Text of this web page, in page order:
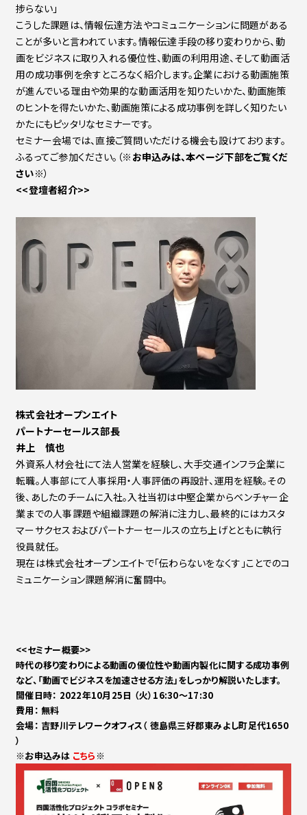
捗らない」
こうした課題は、情報伝達方法やコミュニケーションに問題がある
ことが多いと言われています。情報伝達手段の移り変わりから、動
画をビジネスに取り入れる優位性、動画の利用用途、そして動画活
用の成功事例を余すところなく紹介します。企業における動画施策
が進んでいる理由や効果的な動画活用を知りたいかた、動画施策
のヒントを得たいかた、動画施策による成功事例を詳しく知りたい
かたにもピッタリなセミナーです。
セミナー会場では、直接ご質問いただける機会も設けております。
ふるってご参加ください。（※お申込みは、本ページ下部をご覧くだ
さい※）
<<登壇者紹介>>
株式会社オープンエイト
パートナーセールス部長
井上 慎也
外資系人材会社にて法人営業を経験し、大手交通インフラ企業に
転職。人事部にて人事採用・人事評価の再設計、運用を経験。その
後、あしたのチームに入社。入社当初は中堅企業からベンチャー企
業までの人事課題や組織課題の解消に注力し、最終的にはカスタ
マーサクセスおよびパートナーセールスの立ち上げとともに執行
役員就任。
現在は株式会社オープンエイトで「伝わらないをなくす」ことでのコ
ミュニケーション課題解消に奮闘中。
<<セミナー概要>>
時代の移り変わりによる動画の優位性や動画内製化に関する成功事例
など、「動画でビジネスを加速させる方法」をしっかり解説いたします。
開催日時： 2022年10月25日 （火）16:30～17:30
費用： 無料
会場： 吉野川テレワークオフィス（ 徳島県三好郡東みよし町足代1650
）
※お申込みは こちら ※